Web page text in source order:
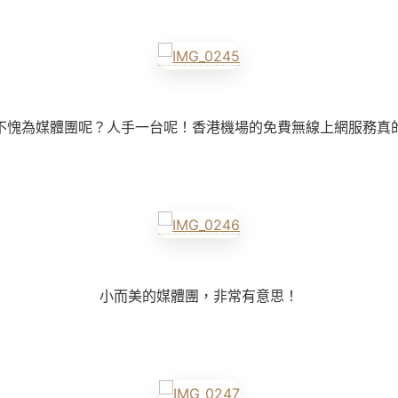
愧為媒體團呢？人手一台呢！香港機場的免費無線上網服務真
小而美的媒體團，非常有意思！